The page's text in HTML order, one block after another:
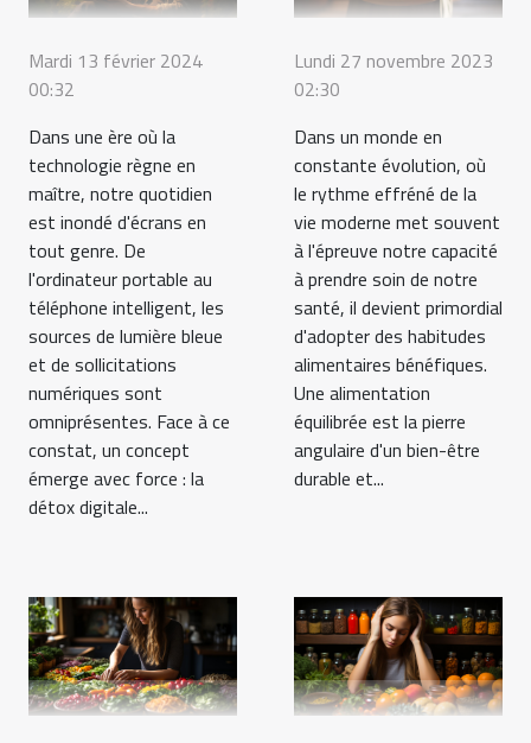
Mardi 13 février 2024
00:32
Dans une ère où la
technologie règne en
maître, notre quotidien
est inondé d'écrans en
tout genre. De
l'ordinateur portable au
téléphone intelligent, les
sources de lumière bleue
et de sollicitations
numériques sont
omniprésentes. Face à ce
constat, un concept
émerge avec force : la
détox digitale...
Lundi 27 novembre 2023
02:30
Dans un monde en
constante évolution, où
le rythme effréné de la
vie moderne met souvent
à l'épreuve notre capacité
à prendre soin de notre
santé, il devient primordial
d'adopter des habitudes
alimentaires bénéfiques.
Une alimentation
équilibrée est la pierre
angulaire d'un bien-être
durable et...